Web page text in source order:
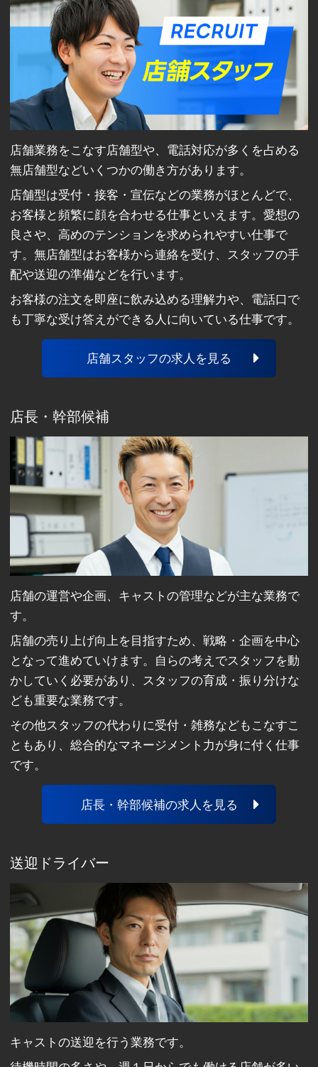
店舗業務をこなす店舗型や、電話対応が多くを占める
無店舗型などいくつかの働き方があります。
店舗型は受付・接客・宣伝などの業務がほとんどで、
お客様と頻繁に顔を合わせる仕事といえます。愛想の
良さや、高めのテンションを求められやすい仕事で
す。無店舗型はお客様から連絡を受け、スタッフの手
配や送迎の準備などを行います。
お客様の注文を即座に飲み込める理解力や、電話口で
も丁寧な受け答えができる人に向いている仕事です。
店舗スタッフの求人を見る
店長・幹部候補
店舗の運営や企画、キャストの管理などが主な業務で
す。
店舗の売り上げ向上を目指すため、戦略・企画を中心
となって進めていけます。自らの考えでスタッフを動
かしていく必要があり、スタッフの育成・振り分けな
ども重要な業務です。
その他スタッフの代わりに受付・雑務などもこなすこ
ともあり、総合的なマネージメント力が身に付く仕事
です。
店長・幹部候補の求人を見る
送迎ドライバー
キャストの送迎を行う業務です。